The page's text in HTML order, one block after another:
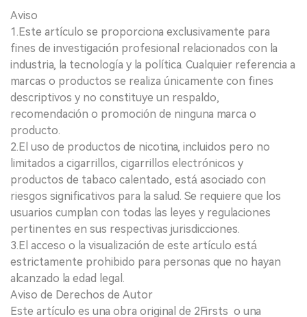
Aviso
1.Este artículo se proporciona exclusivamente para
fines de investigación profesional relacionados con la
industria, la tecnología y la política. Cualquier referencia a
marcas o productos se realiza únicamente con fines
descriptivos y no constituye un respaldo,
recomendación o promoción de ninguna marca o
producto.
2.El uso de productos de nicotina, incluidos pero no
limitados a cigarrillos, cigarrillos electrónicos y
productos de tabaco calentado, está asociado con
riesgos significativos para la salud. Se requiere que los
usuarios cumplan con todas las leyes y regulaciones
pertinentes en sus respectivas jurisdicciones.
3.El acceso o la visualización de este artículo está
estrictamente prohibido para personas que no hayan
alcanzado la edad legal.
Aviso de Derechos de Autor
Este artículo es una obra original de 2Firsts o una